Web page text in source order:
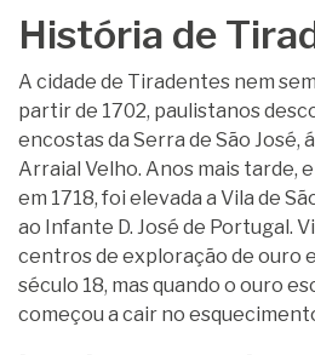
História de
A cidade de Tiradentes nem
partir de 1702, paulistanos
encostas da Serra de São José,
Arraial Velho. Anos mais tarde,
em 1718, foi elevada a Vila de
ao Infante D. José de Portugal.
centros de exploração de ouro
século 18, mas quando o ouro
começou a cair no